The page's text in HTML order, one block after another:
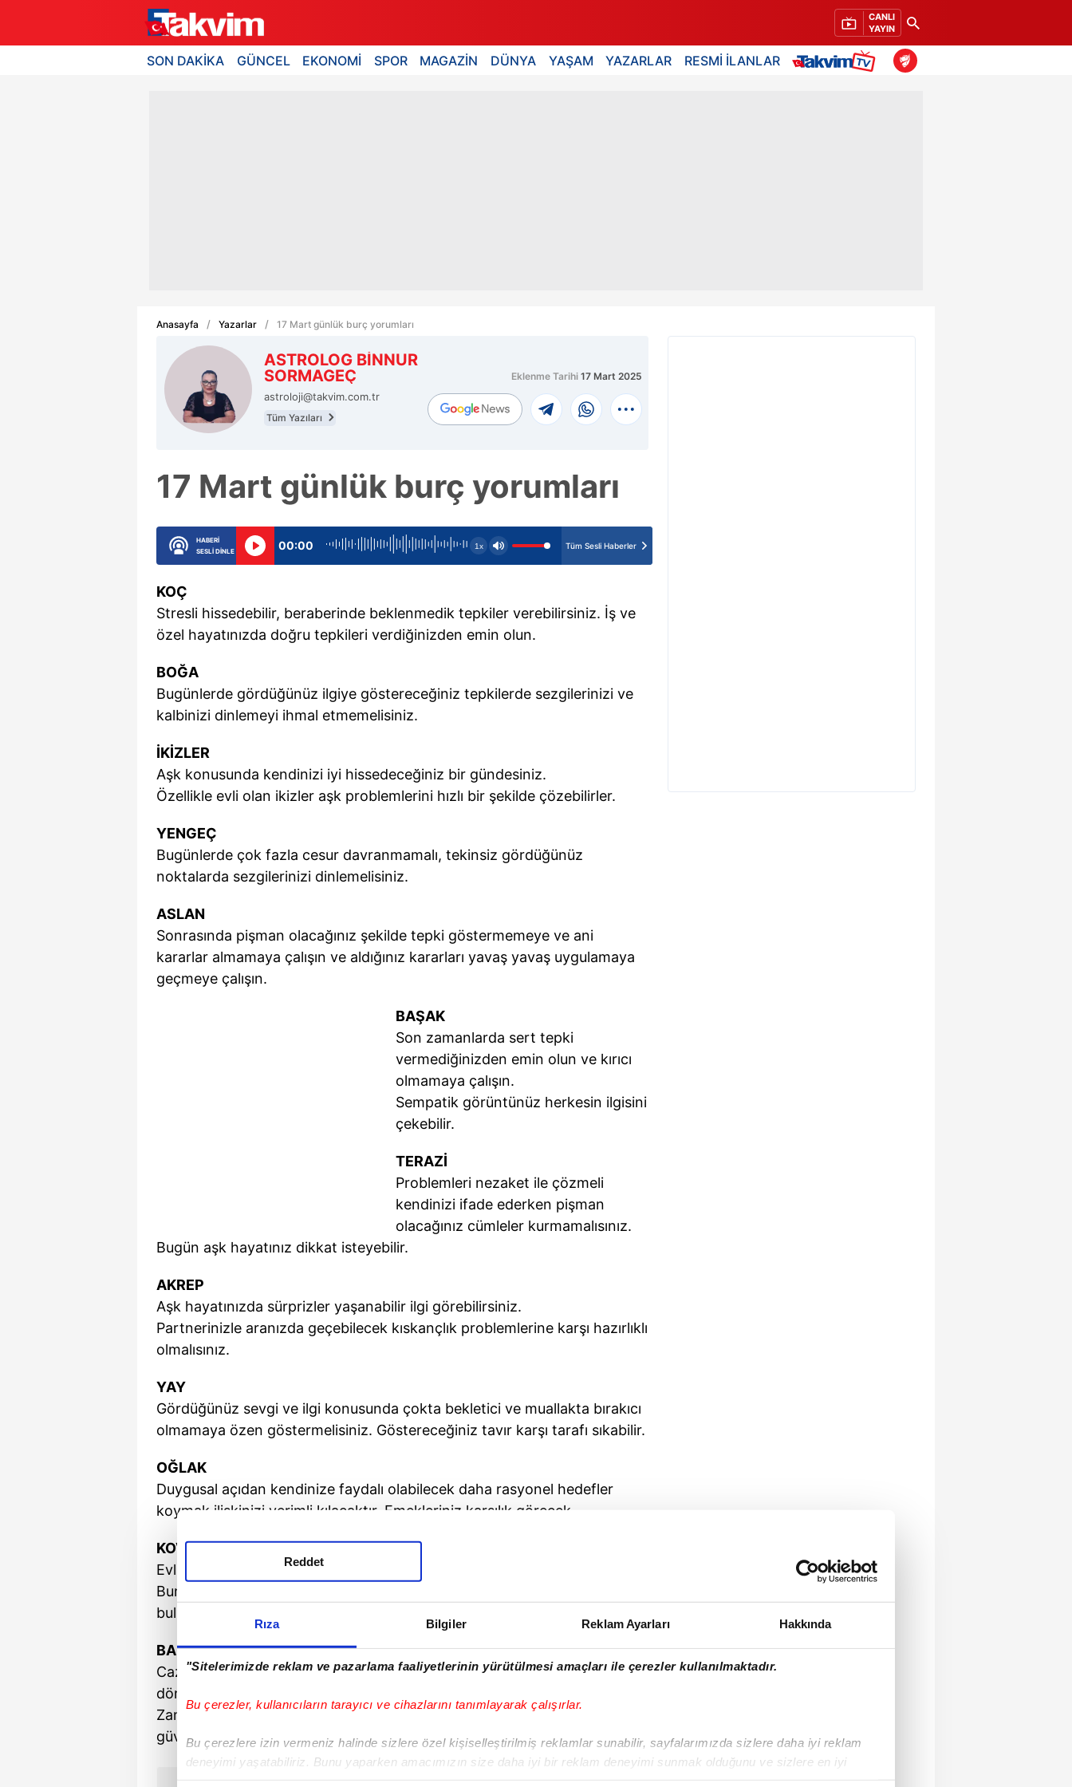
Rıza Bilgiler Reklam Ayarları Hakkında
"Sitelerimizde reklam ve pazarlama faaliyetlerinin yürütülmesi amaçları ile çerezler kullanılmaktadır.
Bu çerezler, kullanıcıların tarayıcı ve cihazlarını tanımlayarak çalışırlar.
Bu çerezlere izin vermeniz halinde sizlere özel kişiselleştirilmiş reklamlar sunabilir, sayfalarımızda sizlere daha iyi reklam
deneyimi yaşatabiliriz. Bunu yaparken amacımızın size daha iyi bir reklam deneyimi sunmak olduğunu ve sizlere en iyi
Reddet
CANLI
YAYIN
SON DAKİKA GÜNCEL EKONOMİ SPOR MAGAZİN DÜNYA YAŞAM YAZARLAR RESMİ İLANLAR
Anasayfa Yazarlar 17 Mart günlük burç yorumları
ASTROLOG BİNNUR
SORMAGEÇ
Tüm Yazıları
astroloji@takvim.com.tr
17 Mart günlük burç yorumları
Eklenme Tarihi 17 Mart 2025
HABERİ
SESLİ DİNLE
00:00 1x Tüm Sesli Haberler
KOÇ
Stresli hissedebilir, beraberinde beklenmedik tepkiler verebilirsiniz. İş ve
özel hayatınızda doğru tepkileri verdiğinizden emin olun.
BOĞA
Bugünlerde gördüğünüz ilgiye göstereceğiniz tepkilerde sezgilerinizi ve
kalbinizi dinlemeyi ihmal etmemelisiniz.
İKİZLER
Aşk konusunda kendinizi iyi hissedeceğiniz bir gündesiniz.
Özellikle evli olan ikizler aşk problemlerini hızlı bir şekilde çözebilirler.
YENGEÇ
Bugünlerde çok fazla cesur davranmamalı, tekinsiz gördüğünüz
noktalarda sezgilerinizi dinlemelisiniz.
ASLAN
Sonrasında pişman olacağınız şekilde tepki göstermemeye ve ani
kararlar almamaya çalışın ve aldığınız kararları yavaş yavaş uygulamaya
geçmeye çalışın.
BAŞAK
Son zamanlarda sert tepki
vermediğinizden emin olun ve kırıcı
olmamaya çalışın.
Sempatik görüntünüz herkesin ilgisini
çekebilir.
TERAZİ
Problemleri nezaket ile çözmeli
kendinizi ifade ederken pişman
olacağınız cümleler kurmamalısınız.
Bugün aşk hayatınız dikkat isteyebilir.
AKREP
Aşk hayatınızda sürprizler yaşanabilir ilgi görebilirsiniz.
Partnerinizle aranızda geçebilecek kıskançlık problemlerine karşı hazırlıklı
olmalısınız.
YAY
Gördüğünüz sevgi ve ilgi konusunda çokta bekletici ve muallakta bırakıcı
olmamaya özen göstermelisiniz. Göstereceğiniz tavır karşı tarafı sıkabilir.
OĞLAK
Duygusal açıdan kendinize faydalı olabilecek daha rasyonel hedefler
koymak ilişkinizi verimli kılacaktır. Emekleriniz karşılık görecek.
KOVA
Evliliklerine dirlik ve huzur getirebilirler.
Bunun daha çok kendi çabalarınızla olacağını hep göz önünde
bulundurmanızda fayda var.
BALIK
Cazibenizin artacağı ve aşk konusunda ilgi göreceğiniz bir
dönemdesiniz.
Zaman içerisinde birbirinizi tanıdıkça açılmayı tercih edin, hemen herkese
güvenmeyin.